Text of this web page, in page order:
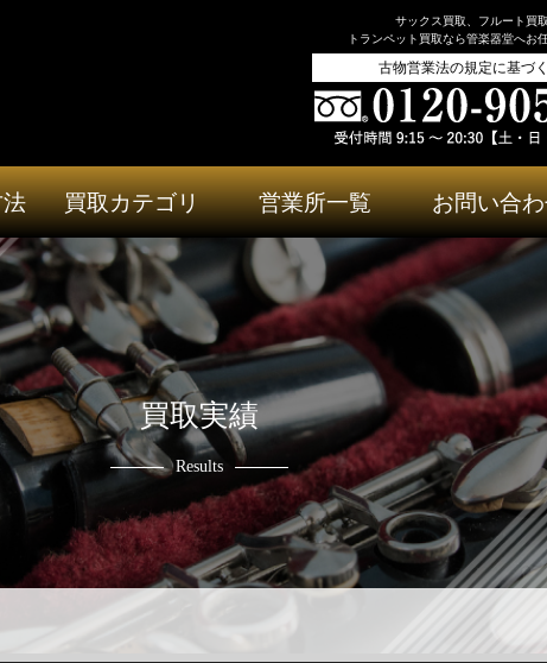
サックス買取、フルート買取
トランペット買取なら管楽器堂へお
古物営業法の規定に基づ
買取カテゴリ 営業所一覧 お問い合
買取実績
Results